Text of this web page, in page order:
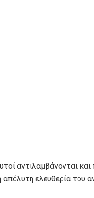
αντιλαμβάνονται
απόλυτη ελευθερία του